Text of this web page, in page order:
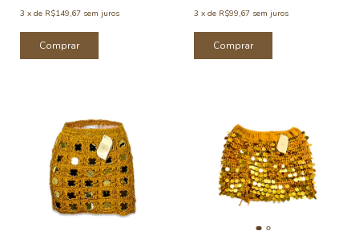
3 x de R$149,67 sem juros
Comprar
3 x de R$99,67 sem juros
Comprar